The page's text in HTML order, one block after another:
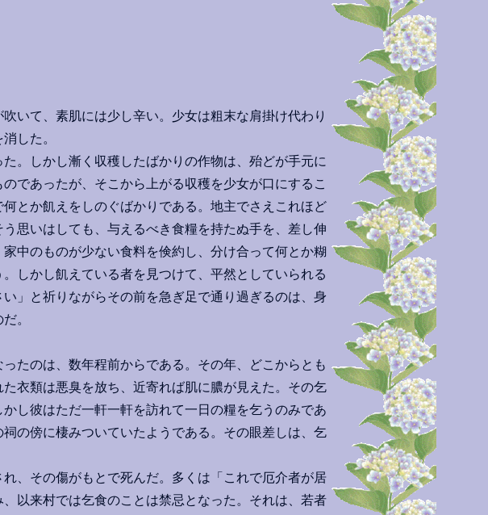
いて、素肌には少し辛い。少女は粗末な肩掛け代わり
した。
。しかし漸く収穫したばかりの作物は、殆どが手元に
であったが、そこから上がる収穫を少女が口にするこ
とか飢えをしのぐばかりである。地主でさえこれほど
思いはしても、与えるべき食糧を持たぬ手を、差し伸
中のものが少ない食料を倹約し、分け合って何とか糊
しかし飢えている者を見つけて、平然としていられる
」と祈りながらその前を急ぎ足で通り過ぎるのは、身
。
たのは、数年程前からである。その年、どこからとも
衣類は悪臭を放ち、近寄れば肌に膿が見えた。その乞
し彼はただ一軒一軒を訪れて一日の糧を乞うのみであ
の傍に棲みついていたようである。その眼差しは、乞
、その傷がもとで死んだ。多くは「これで厄介者が居
以来村では乞食のことは禁忌となった。それは、若者